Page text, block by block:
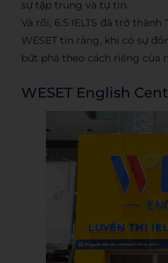
sự tập trung và tự tin.
Và rồi, 6.5 IELTS đã trở
WESET tin rằng, khi có sự
bứt phá theo cách riêng của
WESET English